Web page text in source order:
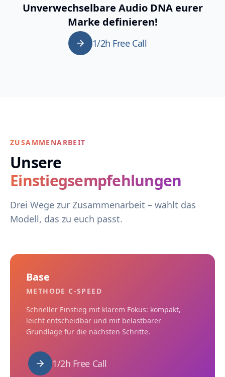
Unverwechselbare Audio DNA eurer
Marke definieren!
1/2h Free Call
ZUSAMMENARBEIT
Unsere
Einstiegsempfehlungen
Drei Wege zur Zusammenarbeit – wählt das
Modell, das zu euch passt.
Base
METHODE C-SPEED
Schneller Einstieg mit klarem Fokus: kompakt,
leicht entscheidbar und mit belastbarer
Grundlage für die nächsten Schritte.
1/2h Free Call